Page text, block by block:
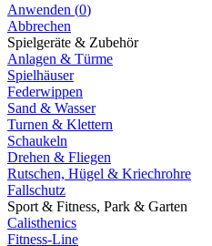
Anwenden (0)
Abbrechen
Spielgeräte & Zubehör
Anlagen & Türme
Spielhäuser
Federwippen
Sand & Wasser
Turnen & Klettern
Schaukeln
Drehen & Fliegen
Rutschen, Hügel & Kriechrohre
Fallschutz
Sport & Fitness, Park & Garten
Calisthenics
Fitness-Line